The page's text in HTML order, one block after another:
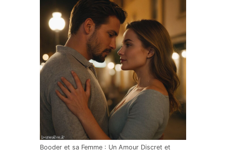
Booder et sa Femme : Un Amour Discret et